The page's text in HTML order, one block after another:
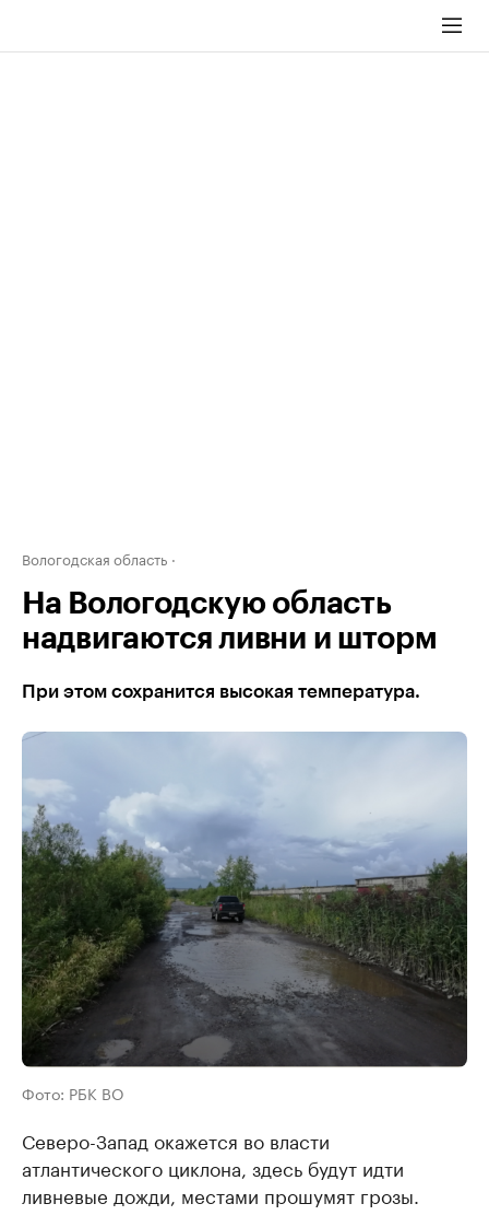
Вологодская область
На Вологодскую область
надвигаются ливни и шторм
При этом сохранится высокая температура.
Фото: РБК ВО
Северо-Запад окажется во власти
атлантического циклона, здесь будут идти
ливневые дожди, местами прошумят грозы.